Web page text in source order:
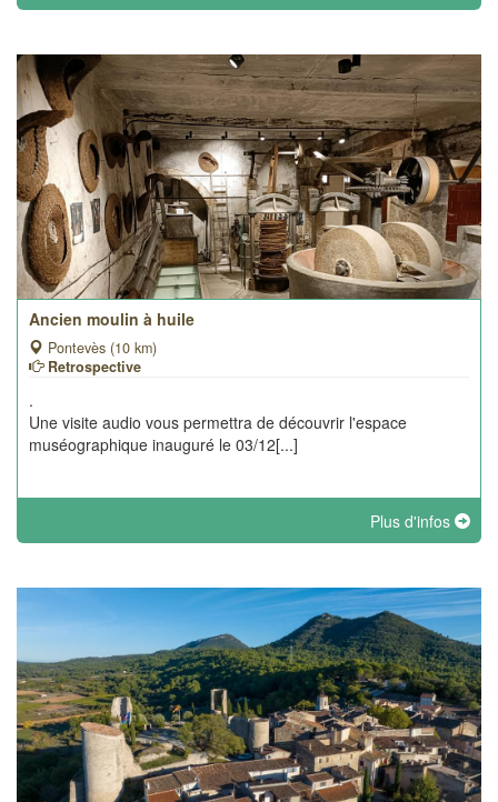
Ancien moulin à huile
Pontevès (10 km)
Retrospective
.
Une visite audio vous permettra de découvrir l'espace
muséographique inauguré le 03/12[...]
Plus d'infos